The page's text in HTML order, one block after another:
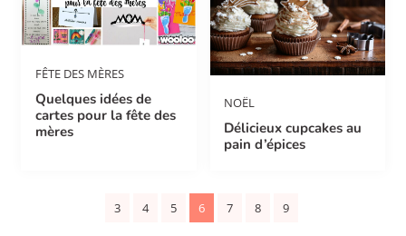
FÊTE DES MÈRES
Quelques idées de
cartes pour la fête des
mères
NOËL
Délicieux cupcakes au
pain d’épices
3 4 5 6 7 8 9